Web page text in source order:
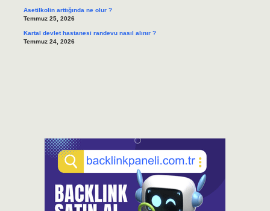
Asetilkolin arttığında ne olur ?
Temmuz 25, 2026
Kartal devlet hastanesi randevu nasıl alınır ?
Temmuz 24, 2026